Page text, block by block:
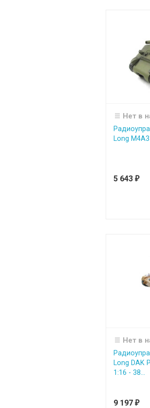
Нет в
Long
5 643 ₽
Нет в
Long DAK
1:16 - 38...
9 197 ₽